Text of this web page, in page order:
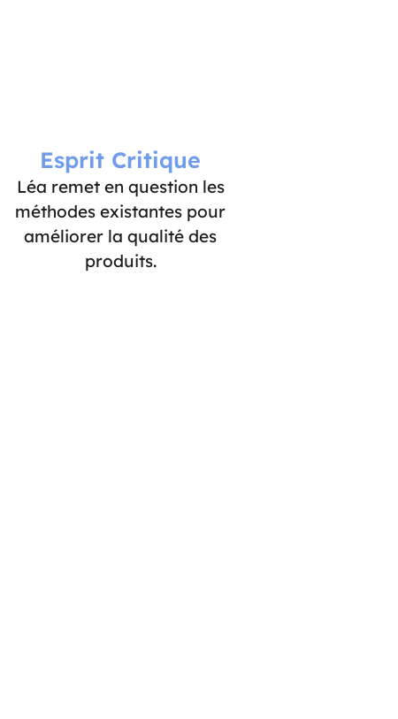
Esprit Critique
Léa remet en question les
méthodes existantes pour
améliorer la qualité des
produits.